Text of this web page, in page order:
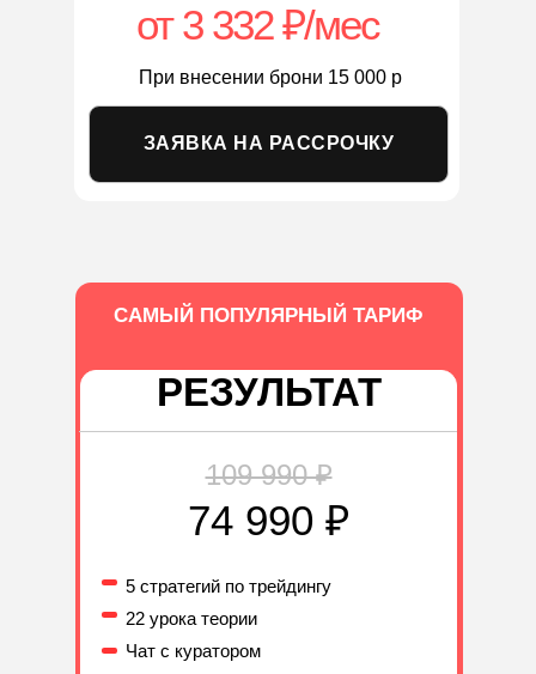
РЕЗУЛЬТАТ
5 стратегий по трейдингу
22 урока теории
Чат с куратором
74 990 ₽
ЗАЯВКА НА РАССРОЧКУ
САМЫЙ ПОПУЛЯРНЫЙ ТАРИФ
109 990 ₽
от 3 332 ₽/мес
При внесении брони 15 000 р